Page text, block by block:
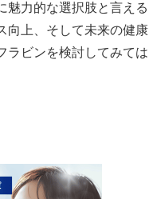
魅力的な選択肢と言える
向上、そして未来の健康
ラビンを検討してみては